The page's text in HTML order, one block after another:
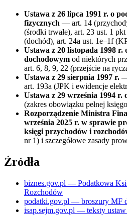
Ustawa z 26 lipca 1991 r. o
fizycznych — art. 14
(środki trwałe), art. 23 ust. 1
(dochód), art. 24a ust. 1e–1f
Ustawa z 20 listopada 1998 r.
dochodowym od niektórych
art. 6, 8, 9, 22 (przejście na
Ustawa z 29 sierpnia 1997 r.
art. 193a (JPK i ewidencje
Ustawa z 29 września 1994 r.
(zakres obowiązku pełnej
Rozporządzenie Ministra
września 2025 r. w sprawie
księgi przychodów i
nr 1) i szczegółowe zasady
Źródła
biznes.gov.pl — Podatkowa
Rozchodów
podatki.gov.pl — broszury MF
isap.sejm.gov.pl — teksty ustaw